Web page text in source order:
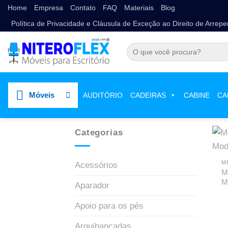
Home Empresa Contato FAQ Materiais Blog
Política de Privacidade e Cláusula de Exceção ao Direito de
Móveis AUDITÓRIO CADEIRAS CABINE
Categorias
Acessórios
Aparador
Apoio para os pés